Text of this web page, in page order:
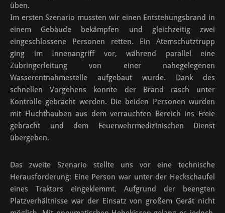
üben.
Im ersten Szenario mussten wir einen Entstehungsbrand in
einem Gebäude bekämpfen und gleichzeitig zwei
eingeschlossene Personen retten. Ein Atemschutztrupp
ging im Innenangriff vor, während parallel eine
Zubringerleitung von einer nahegelegenen
Wasserentnahmestelle aufgebaut wurde. Dank des
schnellen Vorgehens konnte der Brand rasch unter
Kontrolle gebracht werden. Die beiden Personen wurden
mit Fluchthauben aus dem verrauchten Bereich ins Freie
gebracht und dem Feuerwehrmedizinischen Dienst
übergeben.
Das zweite Szenario stellte uns vor eine technische
Herausforderung: Eine Person war unter der Heckschaufel
eines Traktors eingeklemmt. Aufgrund der beengten
Platzverhältnisse war der Einsatz von großem Gerät nicht